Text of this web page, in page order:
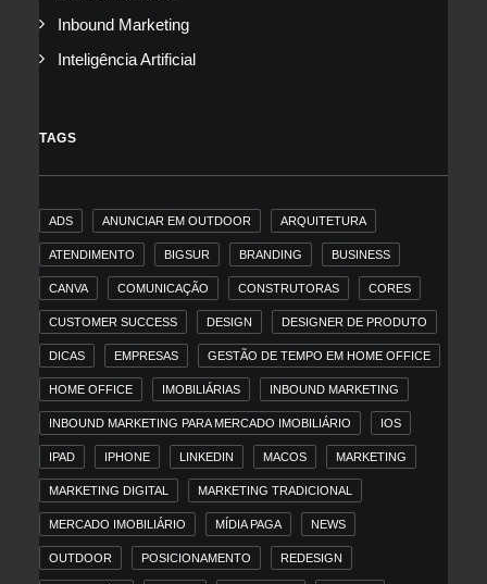
Inbound Marketing
Inteligência Artificial
TAGS
ADS ANUNCIAR EM OUTDOOR ARQUITETURA
ATENDIMENTO BIGSUR BRANDING BUSINESS
CANVA COMUNICAÇÃO CONSTRUTORAS CORES
CUSTOMER SUCCESS DESIGN DESIGNER DE PRODUTO
DICAS EMPRESAS GESTÃO DE TEMPO EM HOME OFFICE
HOME OFFICE IMOBILIÁRIAS INBOUND MARKETING
INBOUND MARKETING PARA MERCADO IMOBILIÁRIO IOS
IPAD IPHONE LINKEDIN MACOS MARKETING
MARKETING DIGITAL MARKETING TRADICIONAL
MERCADO IMOBILIÁRIO MÍDIA PAGA NEWS
OUTDOOR POSICIONAMENTO REDESIGN